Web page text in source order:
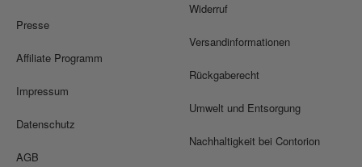
Presse
Affiliate Programm
Impressum
Datenschutz
AGB
Widerruf
Versandinformationen
Rückgaberecht
Umwelt und Entsorgung
Nachhaltigkeit bei Contorion